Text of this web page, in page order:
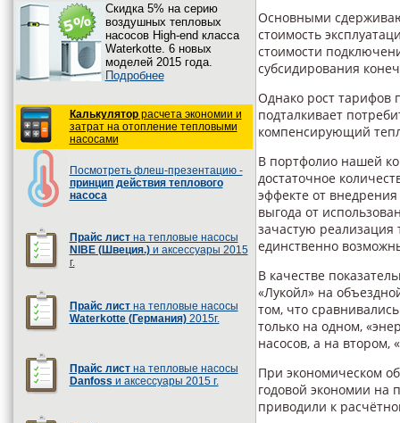
Cкидка 5% на серию
воздушных тепловых
насосов High-end класса
Waterkotte. 6 новых
моделей 2015 года.
Подробнее
Калькуляторрасчета экономии и
затрат на отопление тепловыми
насосами
Посмотреть флеш-презентацию -
принцип действия теплового
насоса
Прайс листна тепловые насосы
NIBE (Швеция.)и аксессуары 2015
г.
Прайс лист на тепловые насосы
Waterkotte (Германия)2015г.
Прайс листна тепловые насосы
Danfoss и аксессуары 2015 г.
Основными
стоимость
стоимости
субсидирования
Однако рост тарифов
подталкивает
компенсирующий
В портфолио нашей
достаточное
эффекте от
выгода от
зачастую реализация
единственно
В качестве
«Лукойл» на
том, что
только на одном,
насосов, а на втором,
При экономическом
годовой экономии на
приводили к